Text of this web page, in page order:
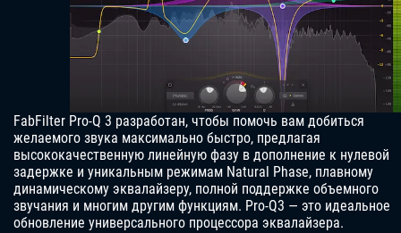
FabFilter Pro-Q 3 разработан, чтобы помочь вам добиться
желаемого звука максимально быстро, предлагая
высококачественную линейную фазу в дополнение к нулевой
задержке и уникальным режимам Natural Phase, плавному
динамическому эквалайзеру, полной поддержке объемного
звучания и многим другим функциям. Pro-Q3 — это идеальное
обновление универсального процессора эквалайзера.